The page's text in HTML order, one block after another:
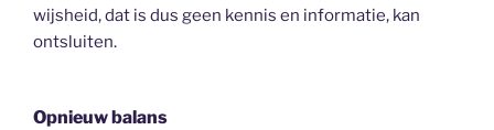
wijsheid, dat is dus geen kennis en informatie, kan
ontsluiten.
Opnieuw balans